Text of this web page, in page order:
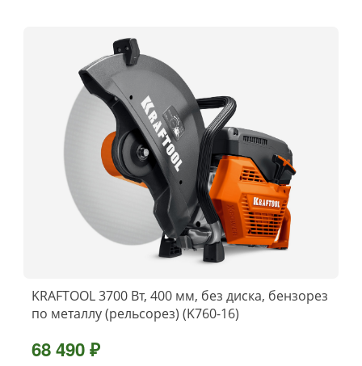
KRAFTOOL 3700 Вт, 400 мм, без диска, бензорез
по металлу (рельсорез) (K760-16)
68 490 ₽